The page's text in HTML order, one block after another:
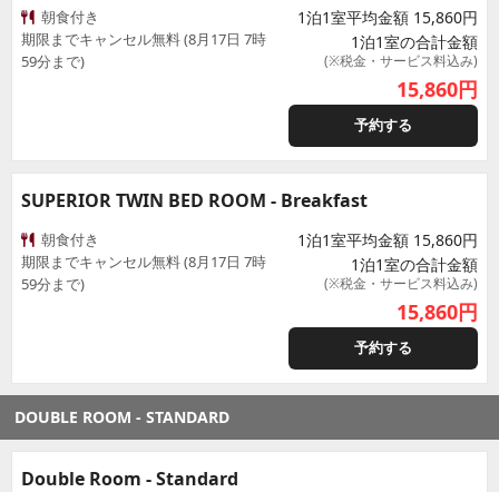
朝食付き
期限までキャンセル無料 (8月17日 7時
59分まで)
1泊1室平均金額 15,860円
1泊1室の合計金額
(※税金・サービス料込み)
15,860円
予約する
SUPERIOR TWIN BED ROOM - Breakfast
朝食付き
期限までキャンセル無料 (8月17日 7時
59分まで)
1泊1室平均金額 15,860円
1泊1室の合計金額
(※税金・サービス料込み)
15,860円
予約する
DOUBLE ROOM - STANDARD
Double Room - Standard